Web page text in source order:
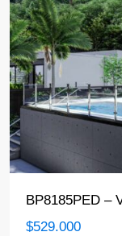
BP8185PED –
$529.000